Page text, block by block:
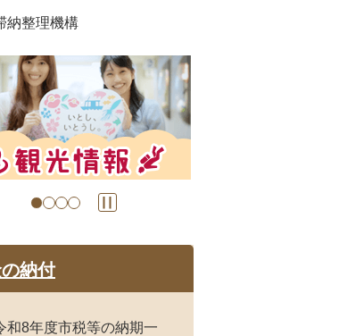
納整理機構
納付
和8年度市税等の納期一